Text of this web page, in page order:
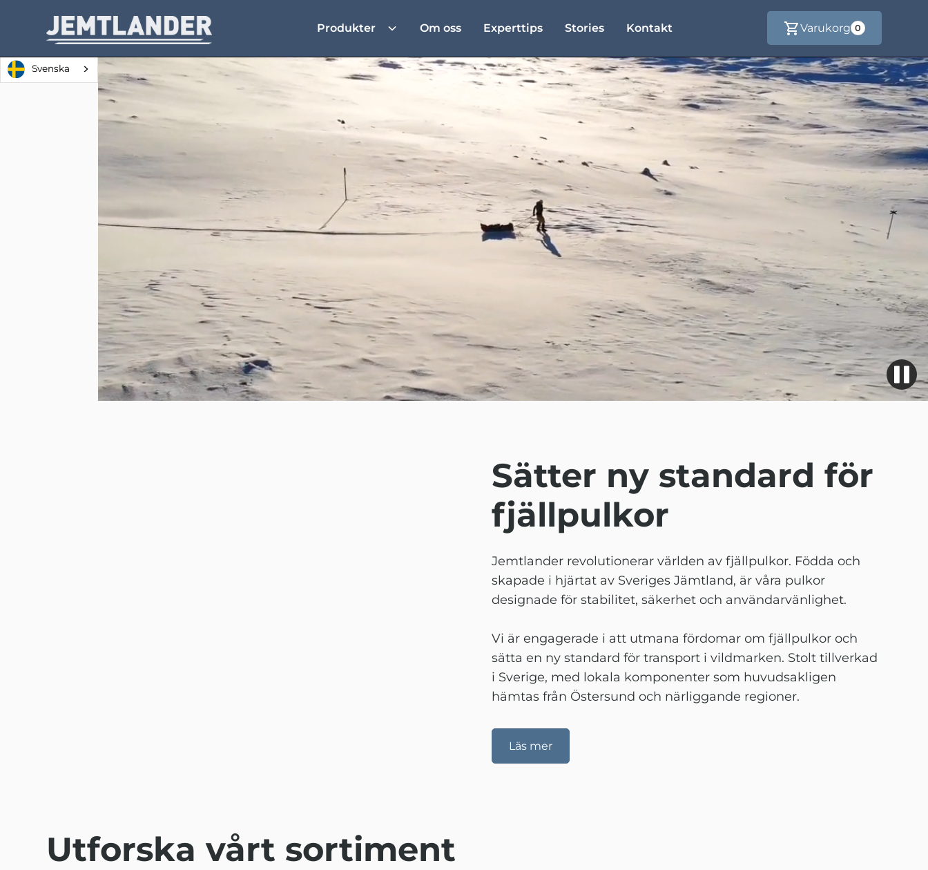
Produkter Om oss Experttips Stories Kontakt Varukorg 0
Svenska
Sätter ny standard för
fjällpulkor
Jemtlander revolutionerar världen av fjällpulkor. Födda och
skapade i hjärtat av Sveriges Jämtland, är våra pulkor
designade för stabilitet, säkerhet och användarvänlighet.
Vi är engagerade i att utmana fördomar om fjällpulkor och
sätta en ny standard för transport i vildmarken. Stolt tillverkad
i Sverige, med lokala komponenter som huvudsakligen
hämtas från Östersund och närliggande regioner.
Läs mer
Utforska vårt sortiment